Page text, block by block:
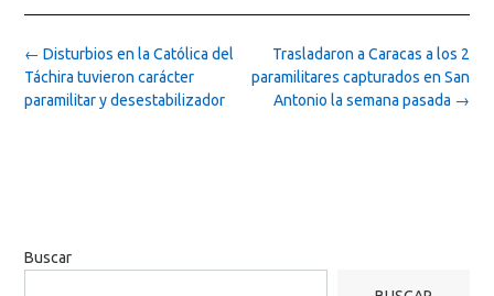
Post
navigation
Trasladaron a Caracas a los 2
paramilitares capturados en San
Antonio la semana pasada →
← Disturbios en la Católica del
Táchira tuvieron carácter
paramilitar y desestabilizador
Buscar